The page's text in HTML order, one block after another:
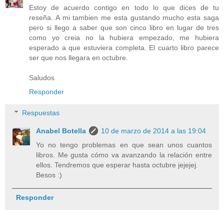
Estoy de acuerdo contigo en todo lo que dices de tu
reseña. A mi tambien me esta gustando mucho esta saga
pero si llego a saber que son cinco libro en lugar de tres
como yo creia no la hubiera empezado, me hubiera
esperado a que estuviera completa. El cuarto libro parece
ser que nos llegara en octubre.
Saludos
Responder
Respuestas
Anabel Botella
10 de marzo de 2014 a las 19:04
Yo no tengo problemas en que sean unos cuantos
libros. Me gusta cómo va avanzando la relación entre
ellos. Tendremos que esperar hasta octubre jejejej.
Besos :)
Responder